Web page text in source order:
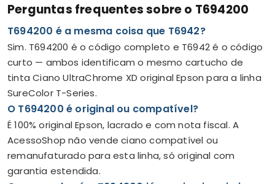
Perguntas frequentes sobre o T694200
T694200 é a mesma coisa que T6942?
Sim. T694200 é o código completo e T6942 é o código
curto — ambos identificam o mesmo cartucho de
tinta Ciano UltraChrome XD original Epson para a linha
SureColor T-Series.
O T694200 é original ou compatível?
É 100% original Epson, lacrado e com nota fiscal. A
AcessoShop não vende ciano compatível ou
remanufaturado para esta linha, só original com
garantia estendida.